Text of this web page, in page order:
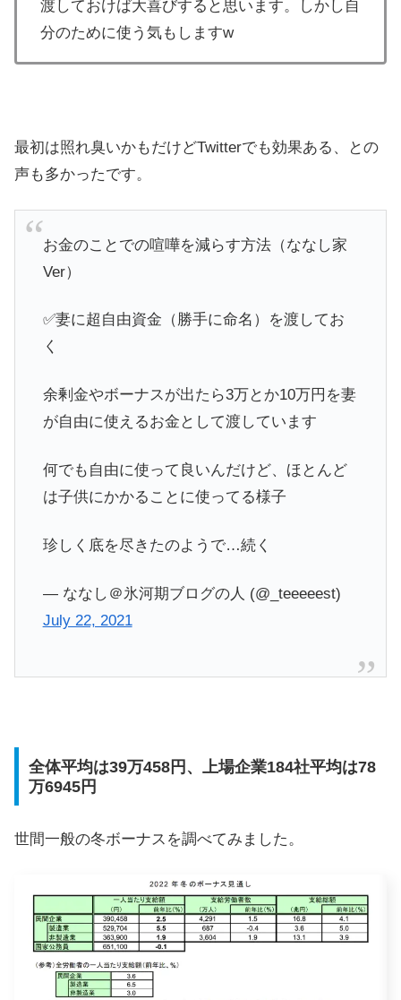
渡しておけば大喜びすると思います。しかし自
分のために使う気もしますw
最初は照れ臭いかもだけどTwitterでも効果ある、との
声も多かったです。
お金のことでの喧嘩を減らす方法（ななし家
Ver）
✅妻に超自由資金（勝手に命名）を渡してお
く
余剰金やボーナスが出たら3万とか10万円を妻
が自由に使えるお金として渡しています
何でも自由に使って良いんだけど、ほとんど
は子供にかかることに使ってる様子
珍しく底を尽きたのようで…続く
— ななし＠氷河期ブログの人 (@_teeeeest)
July 22, 2021
全体平均は39万458円、上場企業184社平均は78
万6945円
世間一般の冬ボーナスを調べてみました。